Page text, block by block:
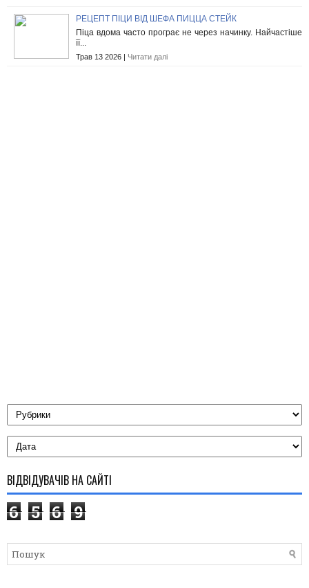
РЕЦЕПТ ПІЦИ ВІД ШЕФА ПИЦЦА СТЕЙК
Піца вдома часто програє не через начинку. Найчастіше
її...
Трав 13 2026 | Читати далі
ВІДВІДУВАЧІВ НА САЙТІ
6 5 6 9